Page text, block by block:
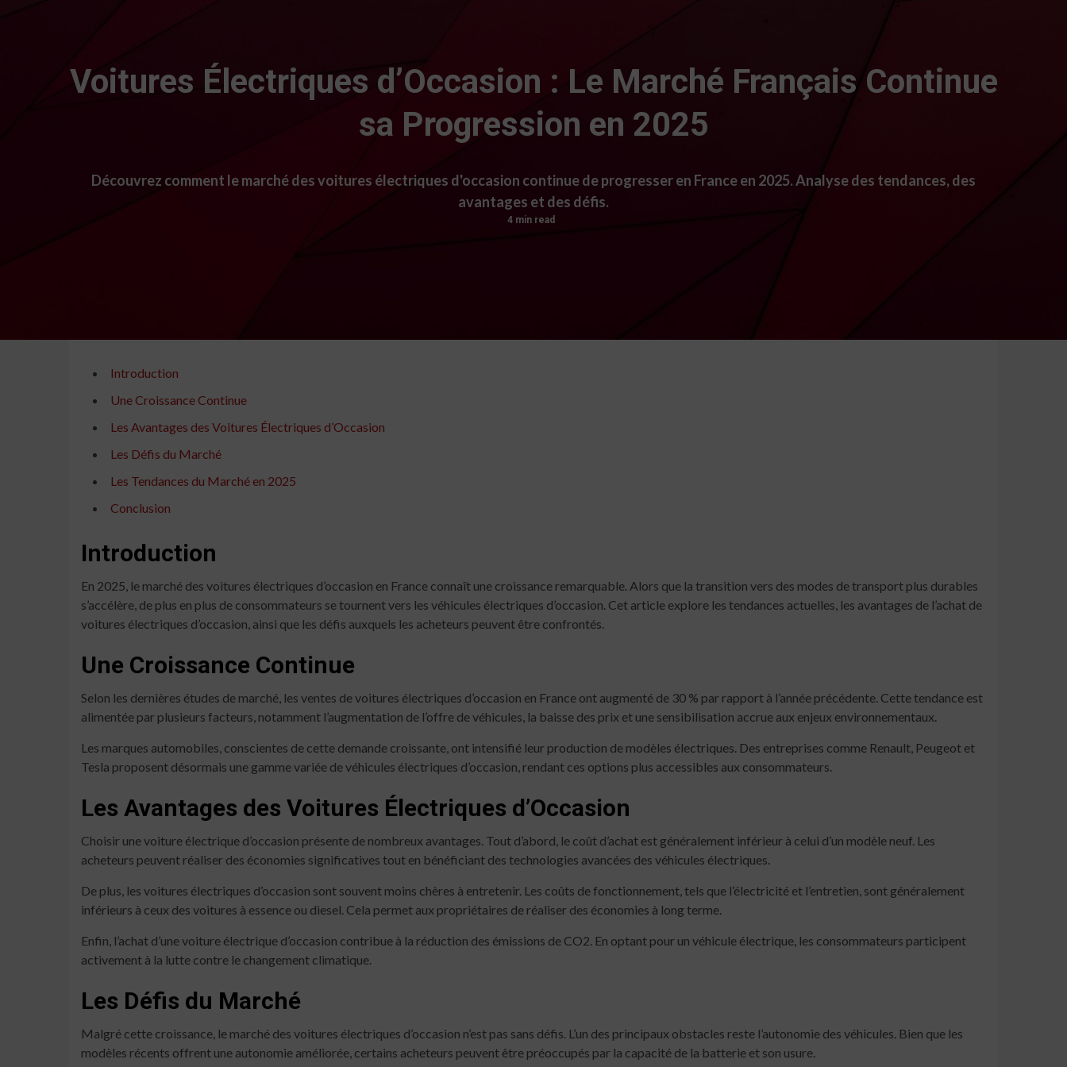
Voitures Électriques d’Occasion : Le Marché Français Continue
sa Progression en 2025
Découvrez comment le marché des voitures électriques d'occasion continue de progresser en France en 2025. Analyse des tendances, des
avantages et des défis.
4 min read
Introduction
Une Croissance Continue
Les Avantages des Voitures Électriques d’Occasion
Les Défis du Marché
Les Tendances du Marché en 2025
Conclusion
Introduction
En 2025, le marché des voitures électriques d’occasion en France connaît une croissance remarquable. Alors que la transition vers des modes de transport plus durables
s’accélère, de plus en plus de consommateurs se tournent vers les véhicules électriques d’occasion. Cet article explore les tendances actuelles, les avantages de l’achat de
voitures électriques d’occasion, ainsi que les défis auxquels les acheteurs peuvent être confrontés.
Une Croissance Continue
Selon les dernières études de marché, les ventes de voitures électriques d’occasion en France ont augmenté de 30 % par rapport à l’année précédente. Cette tendance est
alimentée par plusieurs facteurs, notamment l’augmentation de l’offre de véhicules, la baisse des prix et une sensibilisation accrue aux enjeux environnementaux.
Les marques automobiles, conscientes de cette demande croissante, ont intensifié leur production de modèles électriques. Des entreprises comme Renault, Peugeot et
Tesla proposent désormais une gamme variée de véhicules électriques d’occasion, rendant ces options plus accessibles aux consommateurs.
Les Avantages des Voitures Électriques d’Occasion
Choisir une voiture électrique d’occasion présente de nombreux avantages. Tout d’abord, le coût d’achat est généralement inférieur à celui d’un modèle neuf. Les
acheteurs peuvent réaliser des économies significatives tout en bénéficiant des technologies avancées des véhicules électriques.
De plus, les voitures électriques d’occasion sont souvent moins chères à entretenir. Les coûts de fonctionnement, tels que l’électricité et l’entretien, sont généralement
inférieurs à ceux des voitures à essence ou diesel. Cela permet aux propriétaires de réaliser des économies à long terme.
Enfin, l’achat d’une voiture électrique d’occasion contribue à la réduction des émissions de CO2. En optant pour un véhicule électrique, les consommateurs participent
activement à la lutte contre le changement climatique.
Les Défis du Marché
Malgré cette croissance, le marché des voitures électriques d’occasion n’est pas sans défis. L’un des principaux obstacles reste l’autonomie des véhicules. Bien que les
modèles récents offrent une autonomie améliorée, certains acheteurs peuvent être préoccupés par la capacité de la batterie et son usure.